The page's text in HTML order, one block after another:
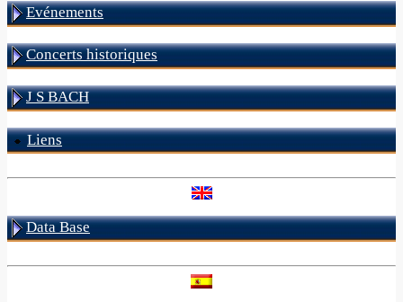
Evénements
Concerts historiques
J S BACH
Liens
Data Base